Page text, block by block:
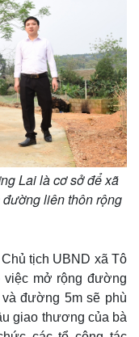
Lai là cơ sở để xã
liên thôn rộng
tịch UBND xã Tô
việc mở rộng đường
đường 5m sẽ phù
giao thương của bà